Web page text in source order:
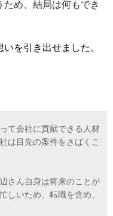
め、結局は何もでき
を引き出せました。
て会社に貢献できる人材
は目先の案件をさばくこ
さん自身は将来のことが
しいため、転職を含め、